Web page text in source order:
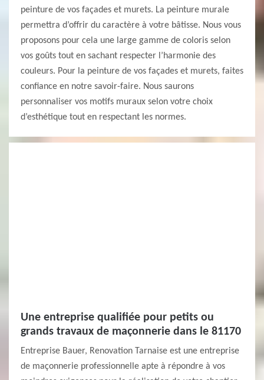
peinture de vos façades et murets. La peinture murale
permettra d’offrir du caractère à votre bâtisse. Nous vous
proposons pour cela une large gamme de coloris selon
vos goûts tout en sachant respecter l’harmonie des
couleurs. Pour la peinture de vos façades et murets, faites
confiance en notre savoir-faire. Nous saurons
personnaliser vos motifs muraux selon votre choix
d’esthétique tout en respectant les normes.
Une entreprise qualifiée pour petits ou
grands travaux de maçonnerie dans le 81170
Entreprise Bauer, Renovation Tarnaise est une entreprise
de maçonnerie professionnelle apte à répondre à vos